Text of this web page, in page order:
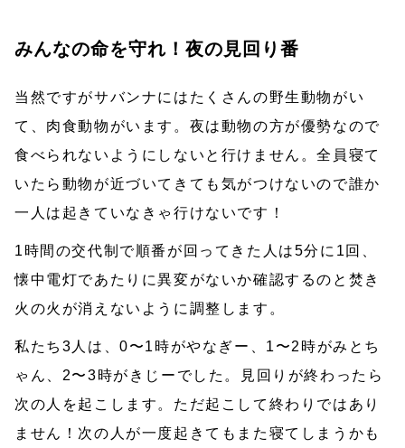
みんなの命を守れ！夜の見回り番
当然ですがサバンナにはたくさんの野生動物がい
て、肉食動物がいます。夜は動物の方が優勢なので
食べられないようにしないと行けません。全員寝て
いたら動物が近づいてきても気がつけないので誰か
一人は起きていなきゃ行けないです！
1時間の交代制で順番が回ってきた人は5分に1回、
懐中電灯であたりに異変がないか確認するのと焚き
火の火が消えないように調整します。
私たち3人は、0〜1時がやなぎー、1〜2時がみとち
ゃん、2〜3時がきじーでした。見回りが終わったら
次の人を起こします。ただ起こして終わりではあり
ません！次の人が一度起きてもまた寝てしまうかも